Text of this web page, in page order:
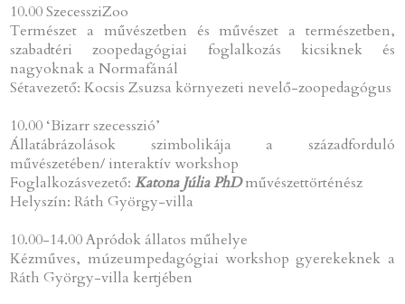
10.00 SzecessziZoo
Természet a művészetben és művészet a természetben,
szabadtéri zoopedagógiai foglalkozás kicsiknek és
nagyoknak a Normafánál
Sétavezető: Kocsis Zsuzsa környezeti nevelő-zoopedagógus
10.00 ‘Bizarr szecesszió’
Állatábrázolások szimbolikája a századforduló
művészetében/ interaktív workshop
Foglalkozásvezető:Katona Júlia PhDművészettörténész
Helyszín: Ráth György-villa
10.00-14.00 Apródok állatos műhelye
Kézműves, múzeumpedagógiai workshop gyerekeknek a
Ráth György-villa kertjében